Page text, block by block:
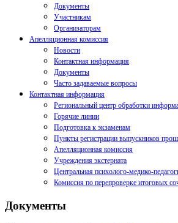
Документы
Участникам
Организаторам
Апелляционная комиссия
Новости
Контактная информация
Документы
Часто задаваемые вопросы
Контактная информация
Региональный центр обработки
Горячие линии
Подготовка к экзаменам
Пункты регистрации выпускников
Апелляционная комиссия
Учреждения экстерната
Центральная психолого-медико-
Комиссия по перепроверке итоговых
Документы